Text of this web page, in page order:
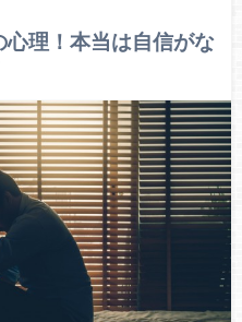
心理！本当は自信がな